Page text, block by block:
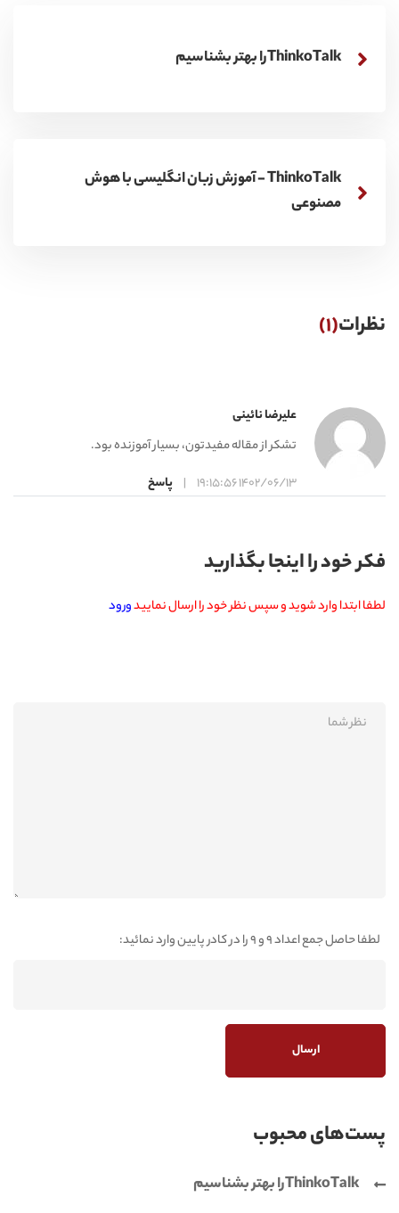
ThinkoTalkرا بهتر بشناسیم
ThinkoTalk - آموزش زبان انگلیسی با هوش
مصنوعی
نظرات(1)
علیرضا نائینی
تشکر از مقاله مفیدتون، بسیار آموزنده بود.
1402/06/13 19:15:56
| پاسخ
فکر خود را اینجا بگذارید
لطفا ابتدا وارد شوید و سپس نظر خود را ارسال نماییدورود
لطفا حاصل جمع اعداد 9 و 9 را در کادر پایین وارد نمائید:
پست‌های محبوب
ThinkoTalkرا بهتر بشناسیم